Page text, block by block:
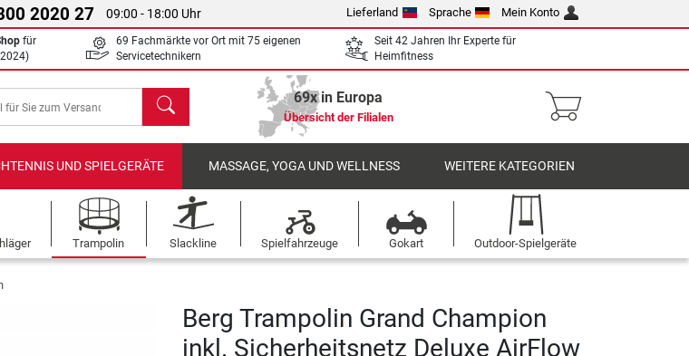
2020 27 09:00 - 18:00 Uhr Lieferland Sprache Mein Konto
für
69 Fachmärkte vor Ort mit 75 eigenen
Servicetechnikern
Seit 42 Jahren Ihr Experte für
Heimfitness
Suchen 69x in Europa
Übersicht der Filialen
UND SPIELGERÄTE MASSAGE, YOGA UND WELLNESS WEITERE KATEGORIEN
Trampolin Slackline Spielfahrzeuge Gokart Outdoor-Spielgeräte
Berg Trampolin Grand Champion
inkl. Sicherheitsnetz Deluxe AirFlow